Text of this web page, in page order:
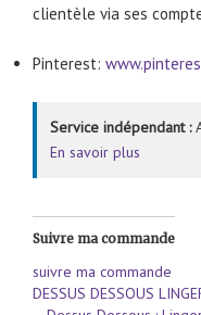
clientèle via ses
Pinterest:
Service indépendant :
En savoir plus
Suivre ma commande
suivre ma commande
DESSUS DESSOUS